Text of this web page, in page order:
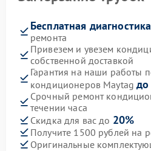
Бесплатная диагностика
ремонта
Привезем и увезем
собственной доставкой
Гарантия на наши работы
кондиционеров Maytagдо
Срочный ремонт
течении часа
Скидка для вас до 20%
Получите 1500 рублей на
Оригинальные